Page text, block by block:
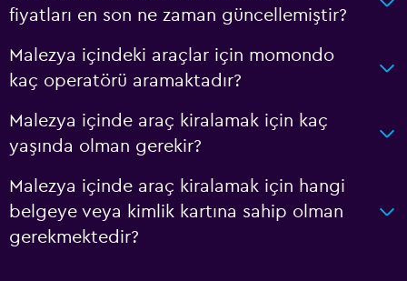
fiyatları en son ne zaman güncellemiştir?
Malezya içindeki araçlar için momondo
kaç operatörü aramaktadır?
Malezya içinde araç kiralamak için kaç
yaşında olman gerekir?
Malezya içinde araç kiralamak için hangi
belgeye veya kimlik kartına sahip olman
gerekmektedir?